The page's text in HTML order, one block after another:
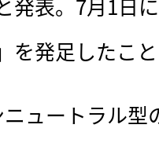
を発足したこ
ュートラル